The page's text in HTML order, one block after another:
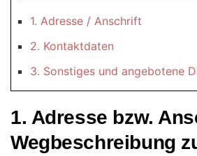
1. Adresse / Anschrift
2. Kontaktdaten
3. Sonstiges und angebotene
1. Adresse bzw.
Wegbeschreibung